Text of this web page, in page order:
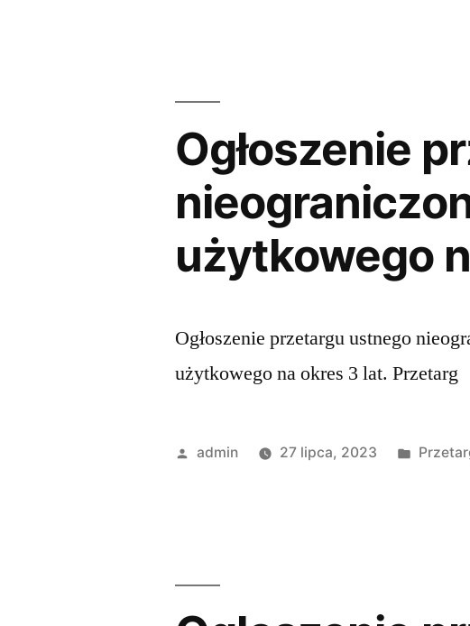
Ogłoszenie
użytkowego
Ogłoszenie przetargu ustnego
użytkowego na okres 3 lat. Przetarg
admin 27 lipca, 2023